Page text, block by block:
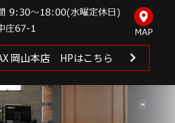
岡山本店 HPはこちら